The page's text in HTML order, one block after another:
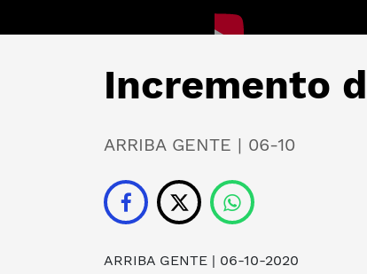
Incremento
ARRIBA GENTE | 06-10
ARRIBA GENTE | 06-10-2020